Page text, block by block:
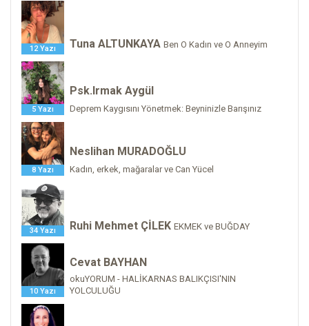
12 Yazı Tuna ALTUNKAYA Ben O Kadın ve O Anneyim
5 Yazı
Psk.Irmak Aygül
Deprem Kaygısını Yönetmek: Beyninizle Barışınız
8 Yazı
Neslihan MURADOĞLU
Kadın, erkek, mağaralar ve Can Yücel
34 Yazı Ruhi Mehmet ÇİLEK EKMEK ve BUĞDAY
10 Yazı
Cevat BAYHAN
okuYORUM - HALİKARNAS BALIKÇISI'NIN
YOLCULUĞU